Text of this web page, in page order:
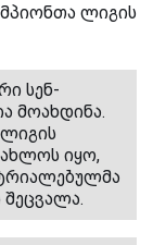
ლიგის
სენ-
მოახდინა.
იყო,